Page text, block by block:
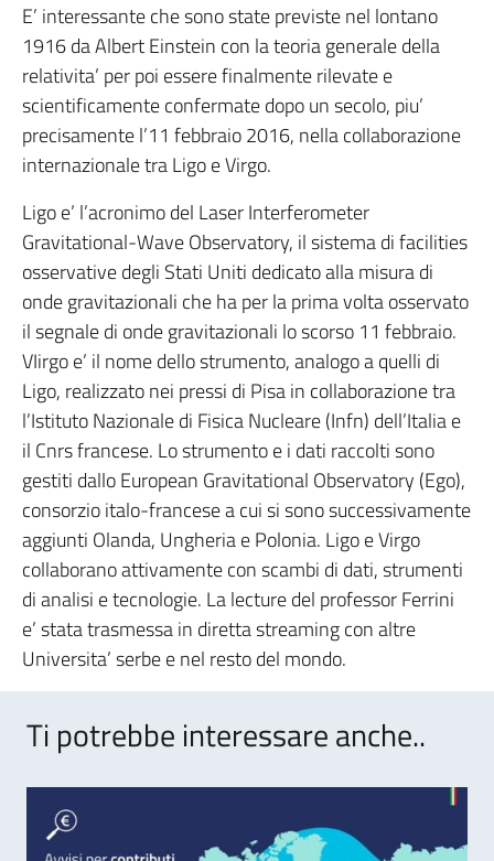
E’ interessante che sono state previste nel lontano
1916 da Albert Einstein con la teoria generale della
relativita’ per poi essere finalmente rilevate e
scientificamente confermate dopo un secolo, piu’
precisamente l’11 febbraio 2016, nella collaborazione
internazionale tra Ligo e Virgo.
Ligo e’ l’acronimo del Laser Interferometer
Gravitational-Wave Observatory, il sistema di facilities
osservative degli Stati Uniti dedicato alla misura di
onde gravitazionali che ha per la prima volta osservato
il segnale di onde gravitazionali lo scorso 11 febbraio.
VIirgo e’ il nome dello strumento, analogo a quelli di
Ligo, realizzato nei pressi di Pisa in collaborazione tra
l’Istituto Nazionale di Fisica Nucleare (Infn) dell’Italia e
il Cnrs francese. Lo strumento e i dati raccolti sono
gestiti dallo European Gravitational Observatory (Ego),
consorzio italo-francese a cui si sono successivamente
aggiunti Olanda, Ungheria e Polonia. Ligo e Virgo
collaborano attivamente con scambi di dati, strumenti
di analisi e tecnologie. La lecture del professor Ferrini
e’ stata trasmessa in diretta streaming con altre
Universita’ serbe e nel resto del mondo.
Ti potrebbe interessare anche..